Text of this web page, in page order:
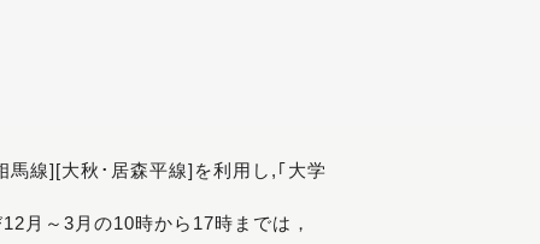
線][大秋･居森平線]を利用し,｢大学
月～3月の10時から17時までは，